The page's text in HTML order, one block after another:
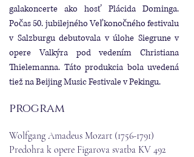
galakoncerte ako hosť Plácida Dominga.
Počas 50. jubilejného Veľkonočného festivalu
v Salzburgu debutovala v úlohe Siegrune v
opere Valkýra pod vedením Christiana
Thielemanna. Táto produkcia bola uvedená
tiež na Beijing Music Festivale v Pekingu.
program
Wolfgang Amadeus Mozart (1756-1791)
Predohra k opere Figarova svatba KV 492